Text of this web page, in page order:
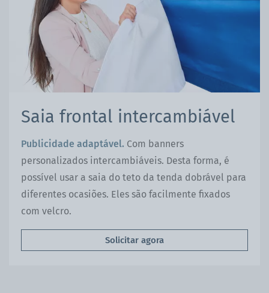
Saia frontal intercambiável
Publicidade adaptável. Com banners
personalizados intercambiáveis. Desta forma, é
possível usar a saia do teto da tenda dobrável para
diferentes ocasiões. Eles são facilmente fixados
com velcro.
Solicitar agora